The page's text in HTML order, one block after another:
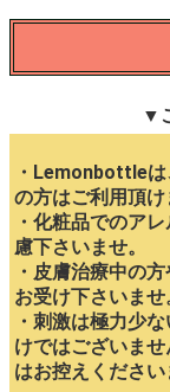
▼
・Lemonbottle
の方はご利用頂け
・化粧品でのア
慮下さいませ。
・皮膚治療中の
お受け下さいませ
・刺激は極力少
けではございま
はお控えください